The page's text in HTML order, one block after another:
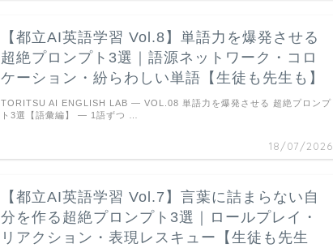
【都立AI英語学習 Vol.8】単語力を爆発させる
超絶プロンプト3選｜語源ネットワーク・コロ
ケーション・紛らわしい単語【生徒も先生も】
18/07/2026
TORITSU AI ENGLISH LAB — VOL.08 単語力を爆発させる 超絶プロンプ
ト3選【語彙編】 ― 1語ずつ …
【都立AI英語学習 Vol.7】言葉に詰まらない自
分を作る超絶プロンプト3選｜ロールプレイ・
リアクション・表現レスキュー【生徒も先生